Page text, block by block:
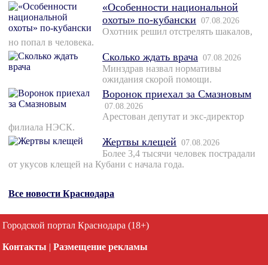
«Особенности национальной
охоты» по-кубански 07.08.2026
Охотник решил отстрелять шакалов,
но попал в человека.
Сколько ждать врача 07.08.2026
Минздрав назвал нормативы
ожидания скорой помощи.
Воронок приехал за Смазновым
07.08.2026
Арестован депутат и экс-директор
филиала НЭСК.
Жертвы клещей 07.08.2026
Более 3,4 тысячи человек пострадали
от укусов клещей на Кубани с начала года.
Все новости Краснодара
Городской портал Краснодара (18+)
Контакты | Размещение рекламы